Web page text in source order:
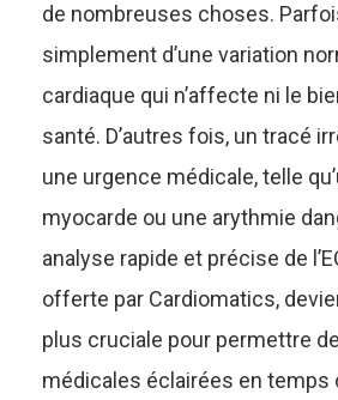
de nombreuses choses.
simplement d’une variation
cardiaque qui n’affecte ni le
santé. D’autres fois, un tracé
une urgence médicale, telle
myocarde ou une arythmie
analyse rapide et précise de
offerte par Cardiomatics,
plus cruciale pour permettre
médicales éclairées en temps